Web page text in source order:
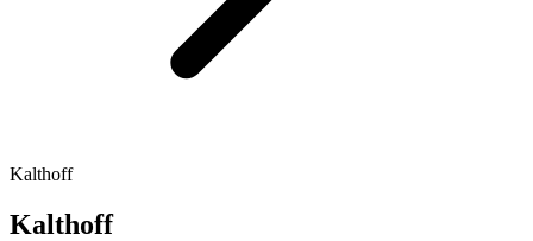
Kalthoff
Kalthoff